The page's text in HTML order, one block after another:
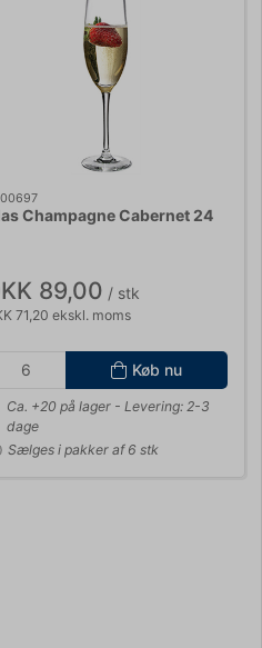
Champagne Cabernet 24
89,00 / stk
71,20 ekskl. moms
Køb nu
Ca. +20 på lager - Levering: 2-3
dage
Sælges i pakker af 6 stk